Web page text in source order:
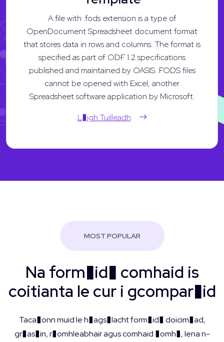
A file with .fods extension is a type of
OpenDocument Spreadsheet document format
that stores data in rows and columns. The format is
specified as part of ODF 1.2 specifications
published and maintained by OASIS. FODS files
cannot be opened with Excel, another
Spreadsheet software application by Microsoft.
L�igh Tuilleadh
MOST POPULAR
Na form�id� comhaid is
coitianta le cur i gcompar�id
Taca�onn muid le h�ags�lacht form�id� doicim�ad,
gr�as�in, r�omhleabhair agus comhaid �omh�, lena n-